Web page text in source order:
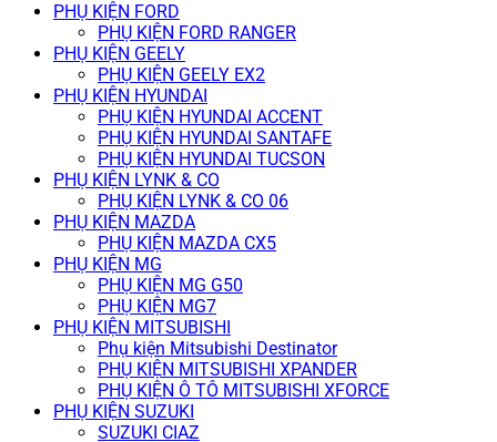
PHỤ KIỆN FORD
PHỤ KIỆN FORD RANGER
PHỤ KIỆN GEELY
PHỤ KIỆN GEELY EX2
PHỤ KIỆN HYUNDAI
PHỤ KIỆN HYUNDAI ACCENT
PHỤ KIỆN HYUNDAI SANTAFE
PHỤ KIỆN HYUNDAI TUCSON
PHỤ KIỆN LYNK & CO
PHỤ KIỆN LYNK & CO 06
PHỤ KIỆN MAZDA
PHỤ KIỆN MAZDA CX5
PHỤ KIỆN MG
PHỤ KIỆN MG G50
PHỤ KIỆN MG7
PHỤ KIỆN MITSUBISHI
Phụ kiện Mitsubishi Destinator
PHỤ KIỆN MITSUBISHI XPANDER
PHỤ KIỆN Ô TÔ MITSUBISHI XFORCE
PHỤ KIỆN SUZUKI
SUZUKI CIAZ